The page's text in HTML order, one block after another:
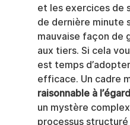
et les exercices de
de dernière minute
mauvaise façon de
aux tiers. Si cela
est temps
efficace. Un cadre
raisonnable à
un mystère
processus